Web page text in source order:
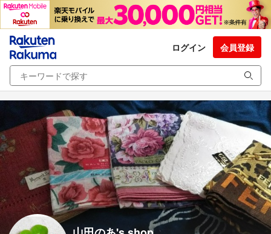
ログイン 会員登録